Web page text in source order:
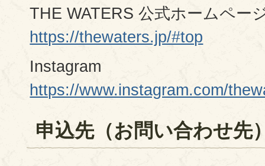
THE WATERS 公式ホームペ
https://thewaters.jp/#top
Instagram
https://www.instagram.com/
申込先（お問い合わせ先